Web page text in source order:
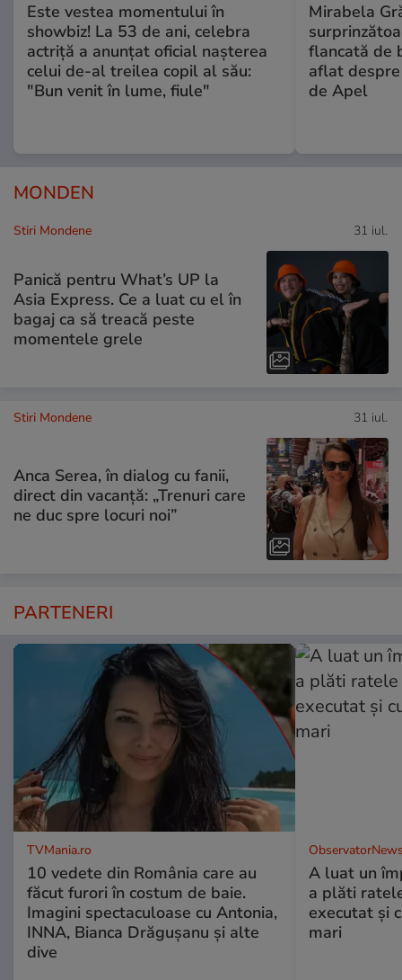
Este vestea momentului în
showbiz! La 53 de ani, celebra
actriță a anunțat oficial nașterea
celui de-al treilea copil al său:
"Bun venit în lume, fiule"
Mirabela
flancată de
aflat
de Apel
MONDEN
Stiri Mondene 31 iul.
Panică pentru What’s UP la
Asia Express. Ce a luat cu el în
bagaj ca să treacă peste
momentele grele
Stiri Mondene 31 iul.
Anca Serea, în dialog cu fanii,
direct din vacanță: „Trenuri care
ne duc spre locuri noi”
PARTENERI
TVMania.ro
10 vedete din România care au
făcut furori în costum de baie.
Imagini spectaculoase cu Antonia,
INNA, Bianca Drăgușanu și alte
dive
A luat un
a plăti
executat şi
mari